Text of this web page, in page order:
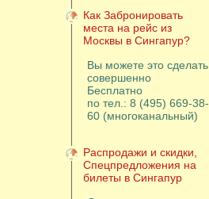
Как Забронировать
места на рейс из
Москвы в Сингапур?
Вы можете это сделать
совершенно
Бесплатно
по тел.: 8 (495) 669-38-
60 (многоканальный)
Распродажи и скидки,
Спецпредложения на
билеты в Сингапур